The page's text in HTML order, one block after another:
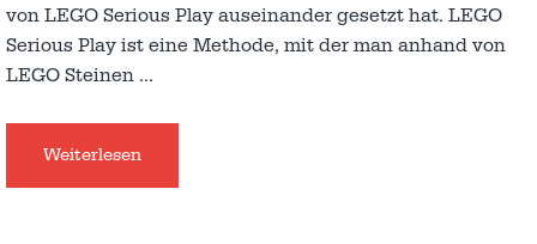
von LEGO Serious Play auseinander gesetzt hat. LEGO
Serious Play ist eine Methode, mit der man anhand von
LEGO Steinen …
Weiterlesen